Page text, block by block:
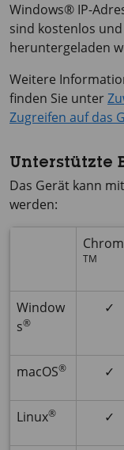
Windows® IP-
sind kostenlos
heruntergeladen
Weitere
finden Sie unter
Zugreifen auf das
Unterstützte
Das Gerät kann
werden:
TM
Window
s®
✓
macOS® ✓
Linux® ✓